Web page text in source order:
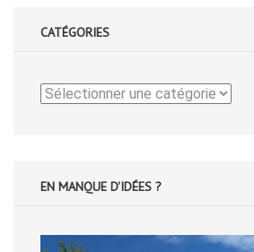
CATÉGORIES
Catégories
EN MANQUE D'IDÉES ?